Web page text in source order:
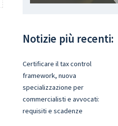
Notizie più recenti:
Certificare il tax control
framework, nuova
specializzazione per
commercialisti e avvocati:
requisiti e scadenze